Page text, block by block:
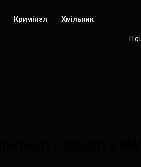
Кримінал Хмільник